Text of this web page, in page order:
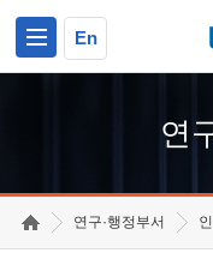
En
연
연구·행정부서